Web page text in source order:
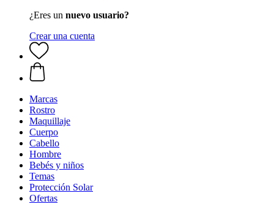
¿Eres un nuevo usuario?
Crear una cuenta
Marcas
Rostro
Maquillaje
Cuerpo
Cabello
Hombre
Bebés y niños
Temas
Protección Solar
Ofertas